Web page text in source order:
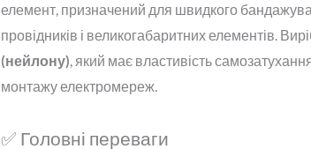
елемент, призначений для швидкого
провідників і великогабаритних елементів.
(нейлону), який має властивість
монтажу електромереж.
✅ Головні переваги